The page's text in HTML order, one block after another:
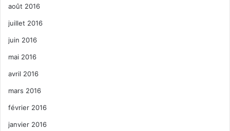
août 2016
juillet 2016
juin 2016
mai 2016
avril 2016
mars 2016
février 2016
janvier 2016